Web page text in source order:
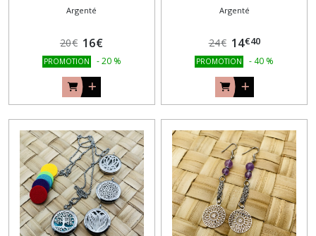
Argenté
20€ 16€
PROMOTION -20 %
Argenté
24€ 14€40
PROMOTION - 40 %